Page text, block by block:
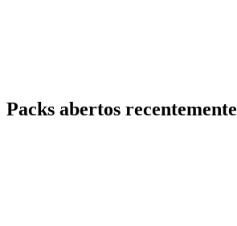
Packs abertos recentemente